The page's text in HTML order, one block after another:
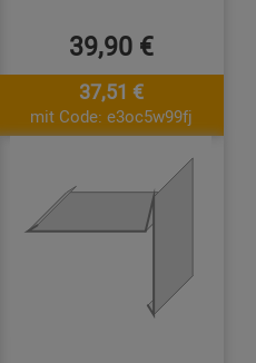
39,90 €
37,51 €
mit Code: e3oc5w99fj